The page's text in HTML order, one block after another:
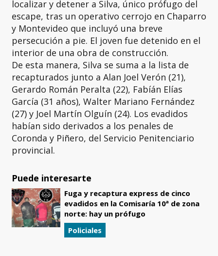
localizar y detener a Silva, único prófugo del
escape, tras un operativo cerrojo en Chaparro
y Montevideo que incluyó una breve
persecución a pie. El joven fue detenido en el
interior de una obra de construcción.
De esta manera, Silva se suma a la lista de
recapturados junto a Alan Joel Verón (21),
Gerardo Román Peralta (22), Fabíán Elías
García (31 años), Walter Mariano Fernández
(27) y Joel Martín Olguín (24). Los evadidos
habían sido derivados a los penales de
Coronda y Piñero, del Servicio Penitenciario
provincial.
Puede interesarte
Fuga y recaptura express de cinco
evadidos en la Comisaría 10ª de zona
norte: hay un prófugo
Policiales